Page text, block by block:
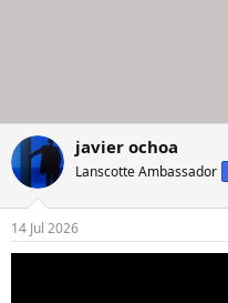
javier ochoa
Lanscotte Ambassador
14 Jul 2026